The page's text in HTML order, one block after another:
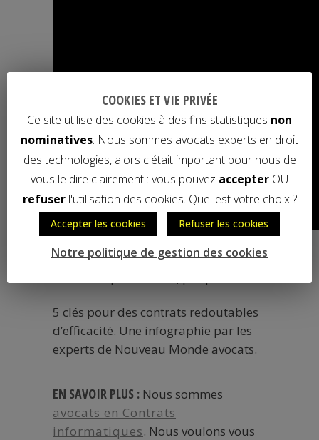
Case studies – des contrats
5 clés pour des contrats redoutables
d’efficacité. Une infographie par les
experts de Nouveau Monde avocats.
EN SAVOIR PLUS : Nous sommes
avocats en Contrats
informatiques. Nous voulons vous
COOKIES ET VIE PRIVÉE
Ce site utilise des cookies à des fins statistiques non
nominatives. Nous sommes avocats experts en droit
des technologies, alors c'était important pour nous de
vous le dire clairement : vous pouvez accepter OU
refuserl'utilisation des cookies. Quel est votre choix ?
Accepter les cookies Refuser les cookies
Notre politique de gestion des cookies